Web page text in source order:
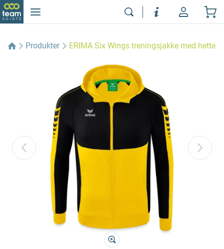
Produkter ERIMA Six Wings treningsjakke med hette